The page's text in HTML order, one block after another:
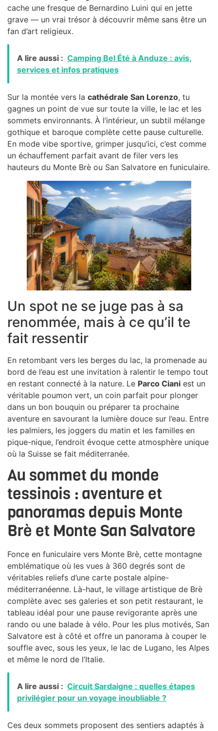
cache une fresque de Bernardino Luini qui en jette
grave — un vrai trésor à découvrir même sans être un
fan d’art religieux.
A lire aussi : Camping Bel Été à Anduze : avis,
services et infos pratiques
Sur la montée vers la cathédrale San Lorenzo, tu
gagnes un point de vue sur toute la ville, le lac et les
sommets environnants. À l’intérieur, un subtil mélange
gothique et baroque complète cette pause culturelle.
En mode vibe sportive, grimper jusqu’ici, c’est comme
un échauffement parfait avant de filer vers les
hauteurs du Monte Brè ou San Salvatore en funiculaire.
Un spot ne se juge pas à sa
renommée, mais à ce qu’il te
fait ressentir
En retombant vers les berges du lac, la promenade au
bord de l’eau est une invitation à ralentir le tempo tout
en restant connecté à la nature. Le Parco Ciani est un
véritable poumon vert, un coin parfait pour plonger
dans un bon bouquin ou préparer ta prochaine
aventure en savourant la lumière douce sur l’eau. Entre
les palmiers, les joggers du matin et les familles en
pique-nique, l’endroit évoque cette atmosphère unique
où la Suisse se fait méditerranée.
Au sommet du monde
tessinois : aventure et
panoramas depuis Monte
Brè et Monte San Salvatore
Fonce en funiculaire vers Monte Brè, cette montagne
emblématique où les vues à 360 degrés sont de
véritables reliefs d’une carte postale alpine-
méditerranéenne. Là-haut, le village artistique de Brè
complète avec ses galeries et son petit restaurant, le
tableau idéal pour une pause revigorante après une
rando ou une balade à vélo. Pour les plus motivés, San
Salvatore est à côté et offre un panorama à couper le
souffle avec, sous les yeux, le lac de Lugano, les Alpes
et même le nord de l’Italie.
A lire aussi : Circuit Sardaigne : quelles étapes
privilégier pour un voyage inoubliable ?
Ces deux sommets proposent des sentiers adaptés à